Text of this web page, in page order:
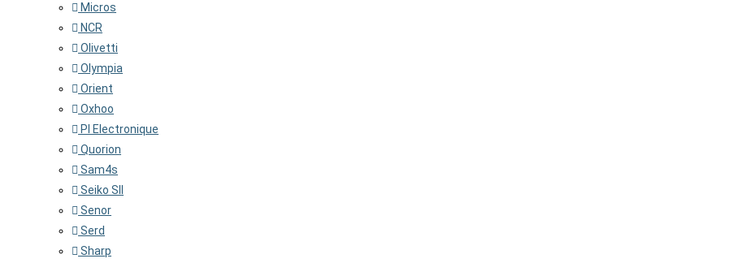
Micros
NCR
Olivetti
Olympia
Orient
Oxhoo
PI Electronique
Quorion
Sam4s
Seiko SII
Senor
Serd
Sharp